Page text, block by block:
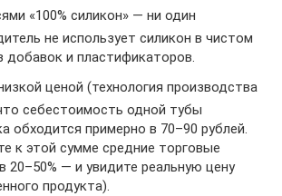
«100% силикон» — ни один
не использует силикон в чистом
добавок и пластификаторов.
ценой (технология производства
себестоимость одной тубы
обходится примерно в 70–90 рублей.
к этой сумме средние торговые
20–50% — и увидите реальную цену
продукта).